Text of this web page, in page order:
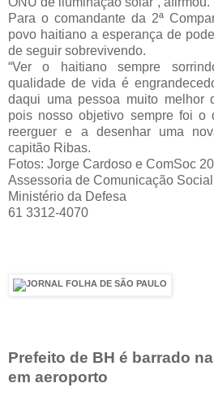
Para o comandante da 2ª
povo haitiano a esperança de
de seguir sobrevivendo.
“Ver o haitiano sempre
qualidade de vida é
daqui uma pessoa muito melhor
pois nosso objetivo sempre foi
reerguer e a desenhar uma
capitão Ribas.
Fotos: Jorge Cardoso e ComSoc
Assessoria de Comunicação
Ministério da Defesa
61 3312-4070
Prefeito de BH é barrado
em aeroporto